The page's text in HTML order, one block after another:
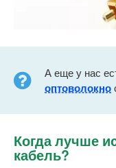
А еще у нас
оптоволокно
Когда лучше
кабель?